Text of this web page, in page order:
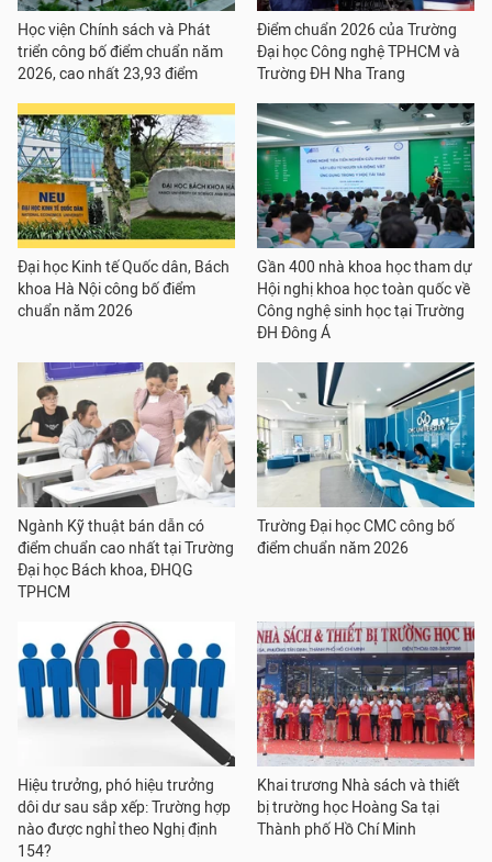
Học viện Chính sách và Phát
triển công bố điểm chuẩn năm
2026, cao nhất 23,93 điểm
Điểm chuẩn 2026 của Trường
Đại học Công nghệ TPHCM và
Trường ĐH Nha Trang
Đại học Kinh tế Quốc dân, Bách
khoa Hà Nội công bố điểm
chuẩn năm 2026
Gần 400 nhà khoa học tham dự
Hội nghị khoa học toàn quốc về
Công nghệ sinh học tại Trường
ĐH Đông Á
Ngành Kỹ thuật bán dẫn có
điểm chuẩn cao nhất tại Trường
Đại học Bách khoa, ĐHQG
TPHCM
Trường Đại học CMC công bố
điểm chuẩn năm 2026
Hiệu trưởng, phó hiệu trưởng
dôi dư sau sắp xếp: Trường hợp
nào được nghỉ theo Nghị định
154?
Khai trương Nhà sách và thiết
bị trường học Hoàng Sa tại
Thành phố Hồ Chí Minh